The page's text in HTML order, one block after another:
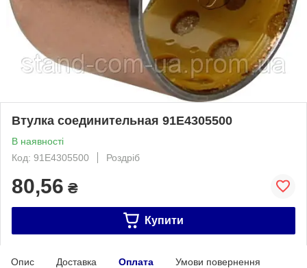
Втулка соединительная 91E4305500
В наявності
Код: 91E4305500
Роздріб
80,56 ₴
Купити
Опис Доставка Оплата Умови повернення